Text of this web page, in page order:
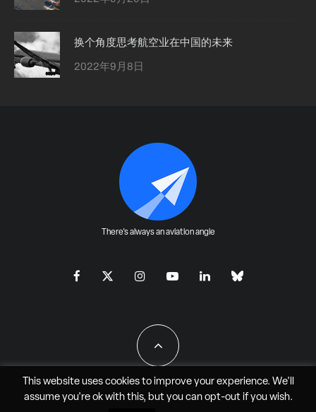
换个角度思考航空业在中国的未来
2022年9月8日
There's always an aviation angle
All Rights Reserved - JAO Aero Media LLC
This website uses cookies to improve your experience. We'll
assume you're ok with this, but you can opt-outif you wish.